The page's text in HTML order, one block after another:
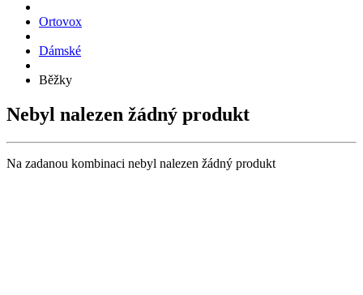
Ortovox
Dámské
Běžky
Nebyl nalezen žádný produkt
Na zadanou kombinaci nebyl nalezen žádný produkt